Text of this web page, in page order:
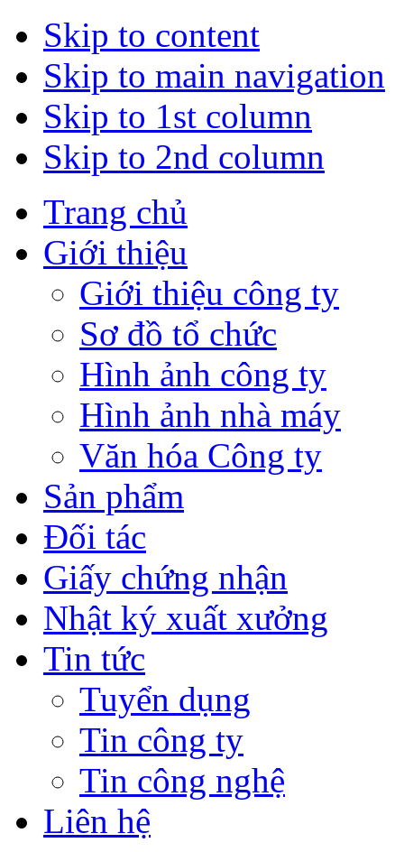
Skip to content
Skip to main navigation
Skip to 1st column
Skip to 2nd column
Trang chủ
Giới thiệu
Giới thiệu công ty
Sơ đồ tổ chức
Hình ảnh công ty
Hình ảnh nhà máy
Văn hóa Công ty
Sản phẩm
Đối tác
Giấy chứng nhận
Nhật ký xuất xưởng
Tin tức
Tuyển dụng
Tin công ty
Tin công nghệ
Liên hệ